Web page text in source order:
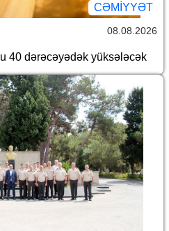
CƏMİYYƏT
08.08.2026
40 dərəcəyədək yüksələcək